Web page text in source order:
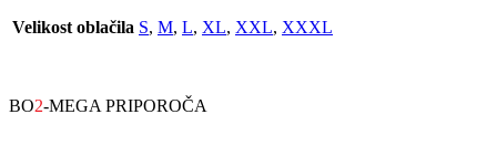
Velikost oblačila S, M, L, XL, XXL, XXXL
BO2-MEGA PRIPOROČA